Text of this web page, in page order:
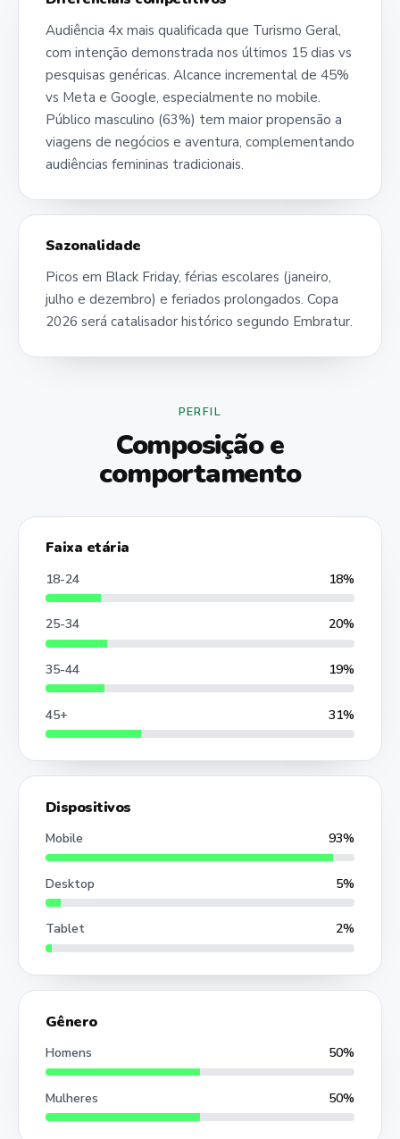
Audiência 4x mais qualificada que Turismo Geral,
com intenção demonstrada nos últimos 15 dias vs
pesquisas genéricas. Alcance incremental de 45%
vs Meta e Google, especialmente no mobile.
Público masculino (63%) tem maior propensão a
viagens de negócios e aventura, complementando
audiências femininas tradicionais.
Sazonalidade
Picos em Black Friday, férias escolares (janeiro,
julho e dezembro) e feriados prolongados. Copa
2026 será catalisador histórico segundo Embratur.
PERFIL
Composição e
comportamento
Faixa etária
18-24 18%
25-34 20%
35-44 19%
45+ 31%
Dispositivos
Mobile 93%
Desktop 5%
Tablet 2%
Gênero
Homens 50%
Mulheres 50%